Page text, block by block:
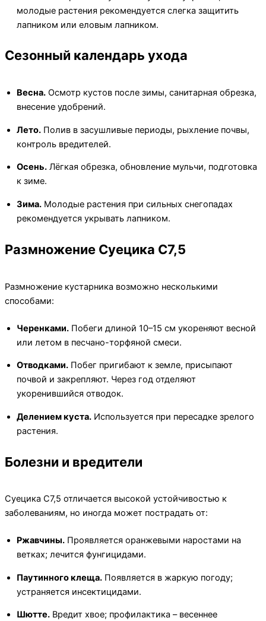
молодые растения рекомендуется слегка защитить
лапником или еловым лапником.
Сезонный календарь ухода
Весна. Осмотр кустов после зимы, санитарная обрезка,
внесение удобрений.
Лето. Полив в засушливые периоды, рыхление почвы,
контроль вредителей.
Осень. Лёгкая обрезка, обновление мульчи, подготовка
к зиме.
Зима. Молодые растения при сильных снегопадах
рекомендуется укрывать лапником.
Размножение Суецика C7,5
Размножение кустарника возможно несколькими
способами:
Черенками. Побеги длиной 10–15 см укореняют весной
или летом в песчано-торфяной смеси.
Отводками. Побег пригибают к земле, присыпают
почвой и закрепляют. Через год отделяют
укоренившийся отводок.
Делением куста. Используется при пересадке зрелого
растения.
Болезни и вредители
Суецика C7,5 отличается высокой устойчивостью к
заболеваниям, но иногда может пострадать от:
Ржавчины. Проявляется оранжевыми наростами на
ветках; лечится фунгицидами.
Паутинного клеща. Появляется в жаркую погоду;
устраняется инсектицидами.
Шютте. Вредит хвое; профилактика – весеннее